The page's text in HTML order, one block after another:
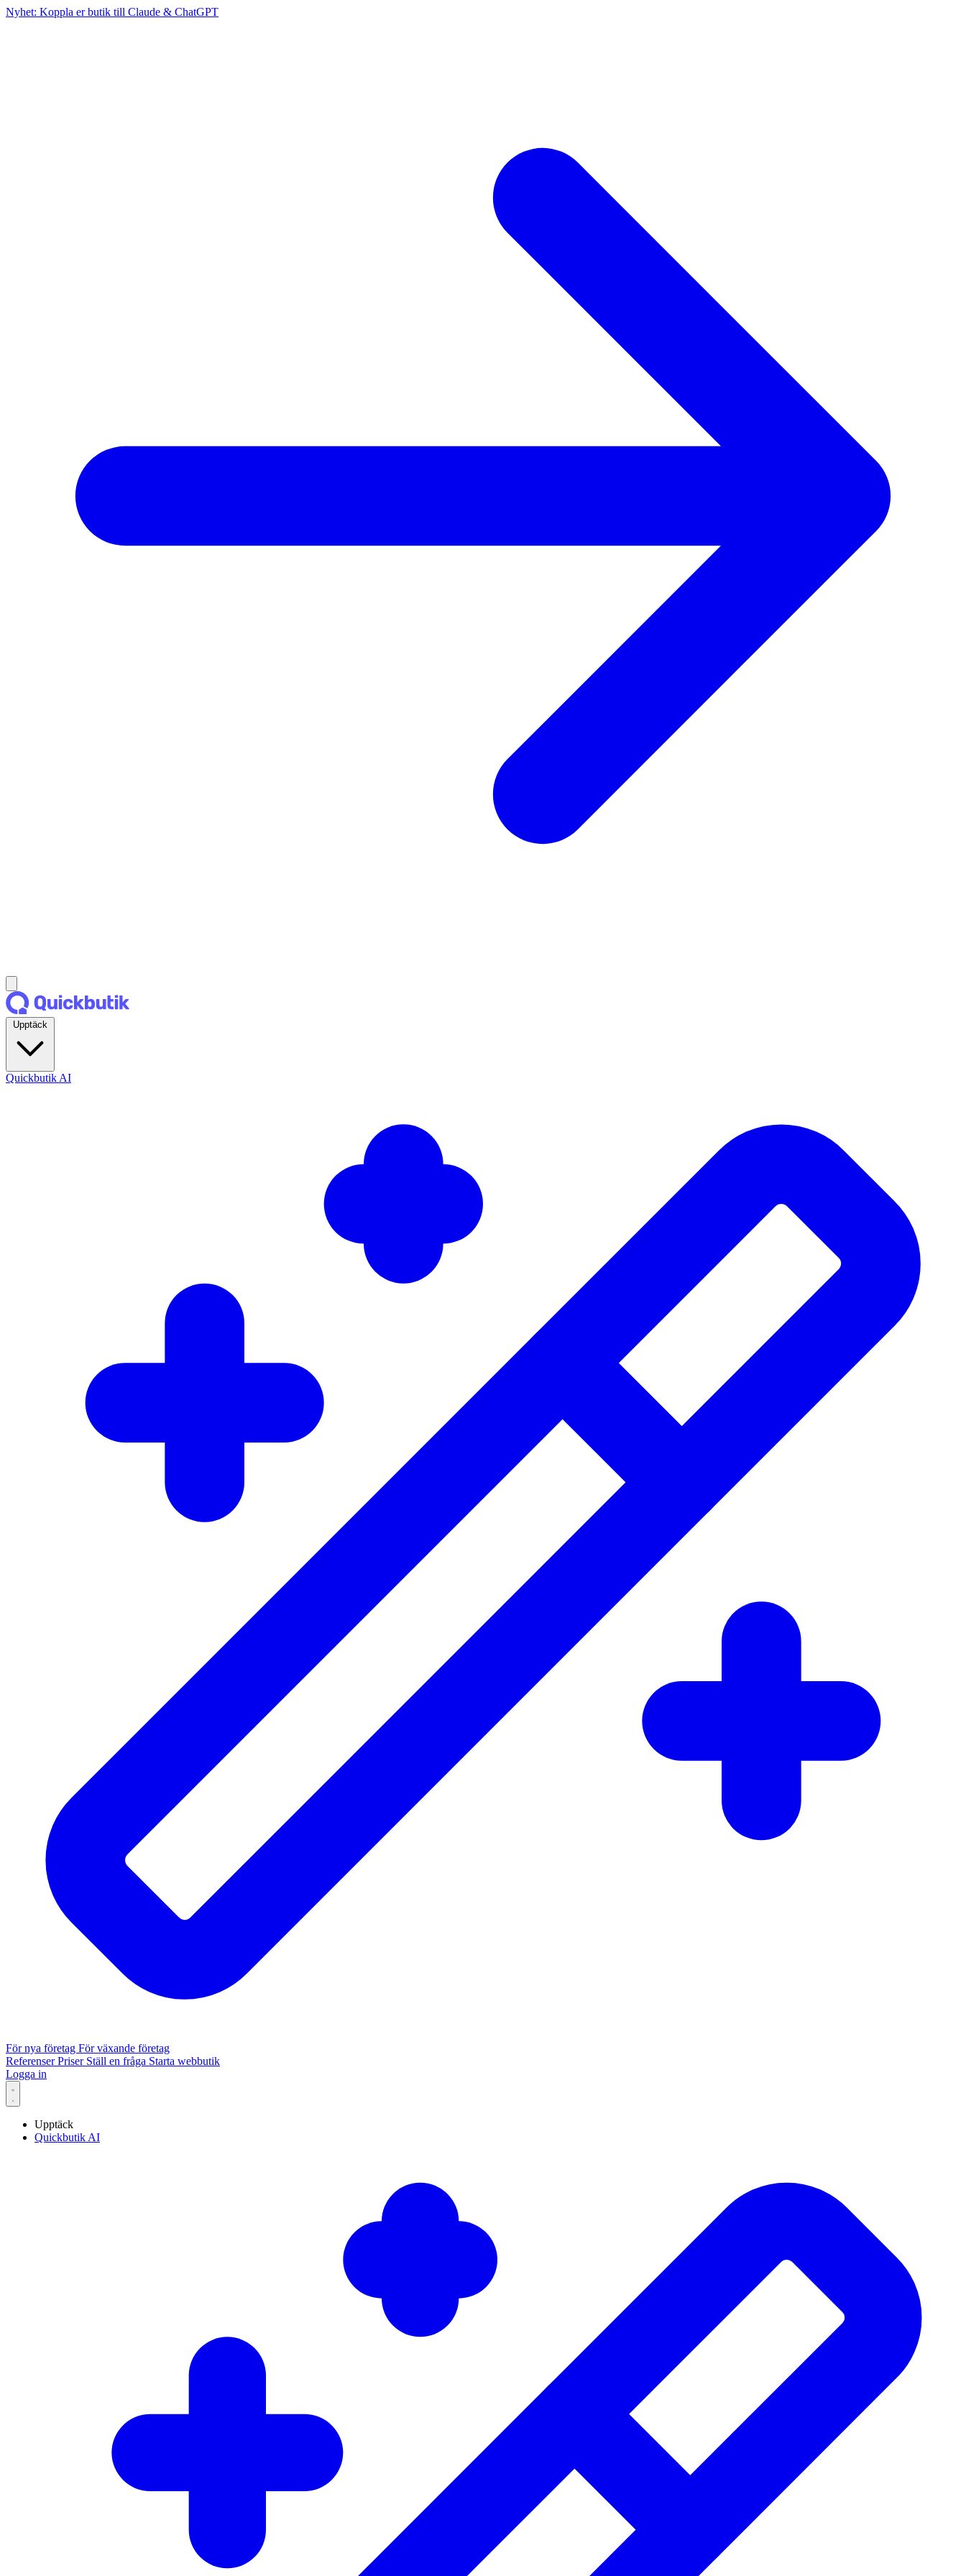
Nyhet: Koppla er butik till Claude & ChatGPT
Quickbutik AI
För nya företag För växande företag
ReferenserPriser Ställ en fråga Starta webbutik
Logga in
Upptäck
Quickbutik AI